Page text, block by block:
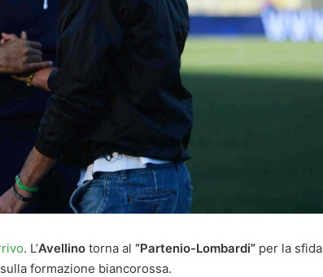
. L’Avellino torna al “Partenio-Lombardi” per la sfida
sulla formazione biancorossa.